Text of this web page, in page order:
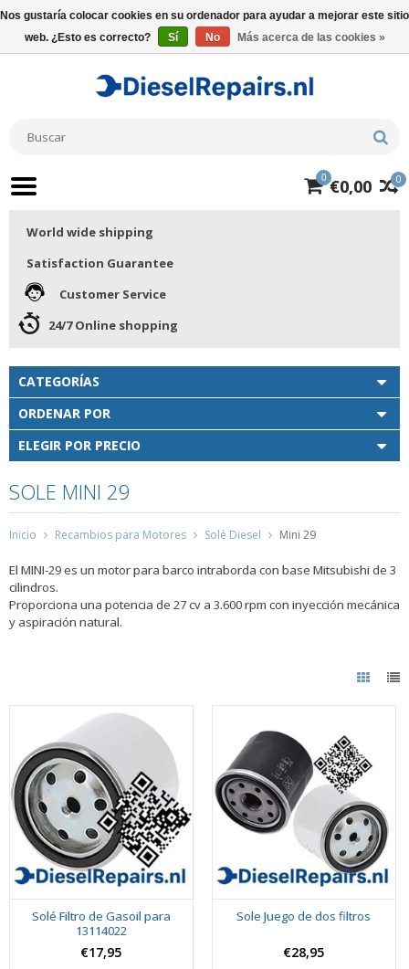
0
0 €0,00
World wide shipping
Satisfaction Guarantee
Customer Service
24/7 Online shopping
CATEGORÍAS
ORDENAR POR
ELEGIR POR PRECIO
SOLE MINI 29
Inicio Recambios para Motores Solé Diesel Mini 29
El MINI-29 es un motor para barco intraborda con base Mitsubishi de 3
cilindros.
Proporciona una potencia de 27 cv a 3.600 rpm con inyección mecánica
y aspiración natural.
Solé Filtro de Gasoil para
13114022
€17,95
Sole Juego de dos filtros
€28,95
Nos gustaría colocar cookies en su ordenador para ayudar a mejorar este sitio
web. ¿Esto es correcto?
Sí No Más acerca de las cookies »